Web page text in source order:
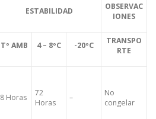
ESTABILIDAD
OBSERVAC
IONES
Tº AMB 4 – 8ºC -20ºC
TRANSPO
RTE
8 Horas
72
Horas
–
No
congelar